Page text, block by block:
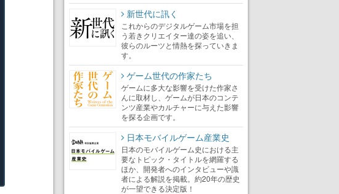
新世代に訊く
これからのデジタルゲーム市場を担
う若きクリエイター達の姿を追い、
彼らのルーツと情熱を探っていきま
す。
ゲーム世代の作家たち
ゲームに多大な影響を受けた作家さ
んに取材し、ゲームが日本のコンテ
ンツ産業やカルチャーに与えた影響
を探る企画です。
日本モバイルゲーム産業史
日本のモバイルゲーム史における主
要なトピック・タイトルを網羅する
ほか、開発者へのインタビューや識
者による解説を掲載。約20年の歴史
が一望できる決定版！